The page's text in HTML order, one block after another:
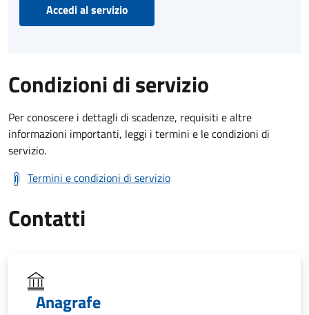
Accedi al servizio
Condizioni di servizio
Per conoscere i dettagli di scadenze, requisiti e altre
informazioni importanti, leggi i termini e le condizioni di
servizio.
Termini e condizioni di servizio
Contatti
Anagrafe